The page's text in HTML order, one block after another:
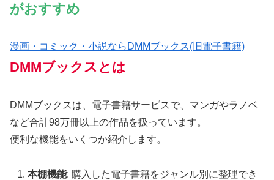
がおすすめ
漫画・コミック・小説ならDMMブックス(旧電子書籍)
DMMブックスとは
DMMブックスは、電子書籍サービスで、マンガやラノベ
など合計98万冊以上の作品を扱っています。
便利な機能をいくつか紹介します。
本棚機能: 購入した電子書籍をジャンル別に整理でき